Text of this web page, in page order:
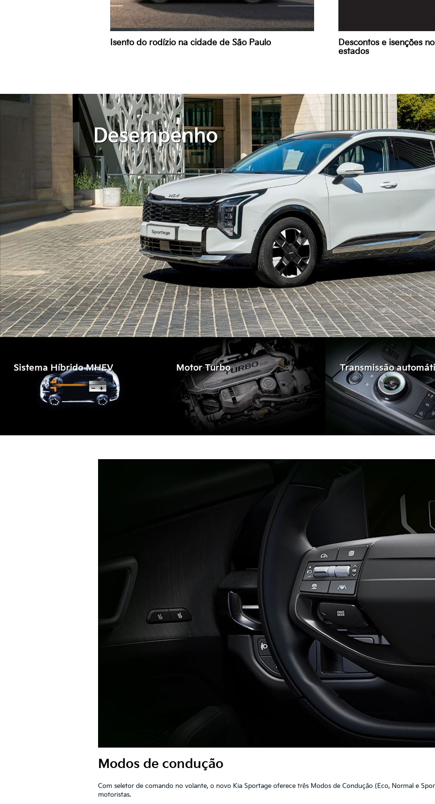
Isento do rodízio na cidade de São Paulo
Descontos e isenções
estados
Desempenho
Sistema Híbrido MHEV Motor Turbo Transmissão
Modos de condução
Com seletor de comando no volante, o novo Kia Sportage oferece três Modos de Condução (Eco, Normal e
motoristas.